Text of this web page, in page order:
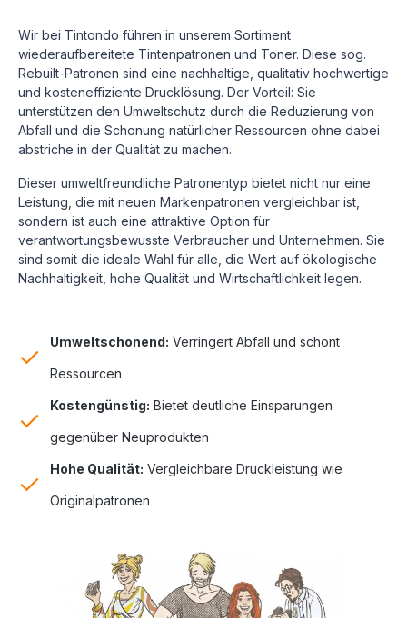
Wir bei Tintondo führen in unserem Sortiment
wiederaufbereitete Tintenpatronen und Toner. Diese sog.
Rebuilt-Patronen sind eine nachhaltige, qualitativ hochwertige
und kosteneffiziente Drucklösung. Der Vorteil: Sie
unterstützen den Umweltschutz durch die Reduzierung von
Abfall und die Schonung natürlicher Ressourcen ohne dabei
abstriche in der Qualität zu machen.
Dieser umweltfreundliche Patronentyp bietet nicht nur eine
Leistung, die mit neuen Markenpatronen vergleichbar ist,
sondern ist auch eine attraktive Option für
verantwortungsbewusste Verbraucher und Unternehmen. Sie
sind somit die ideale Wahl für alle, die Wert auf ökologische
Nachhaltigkeit, hohe Qualität und Wirtschaftlichkeit legen.
Umweltschonend: Verringert Abfall und schont
Ressourcen
Kostengünstig: Bietet deutliche Einsparungen
gegenüber Neuprodukten
Hohe Qualität: Vergleichbare Druckleistung wie
Originalpatronen